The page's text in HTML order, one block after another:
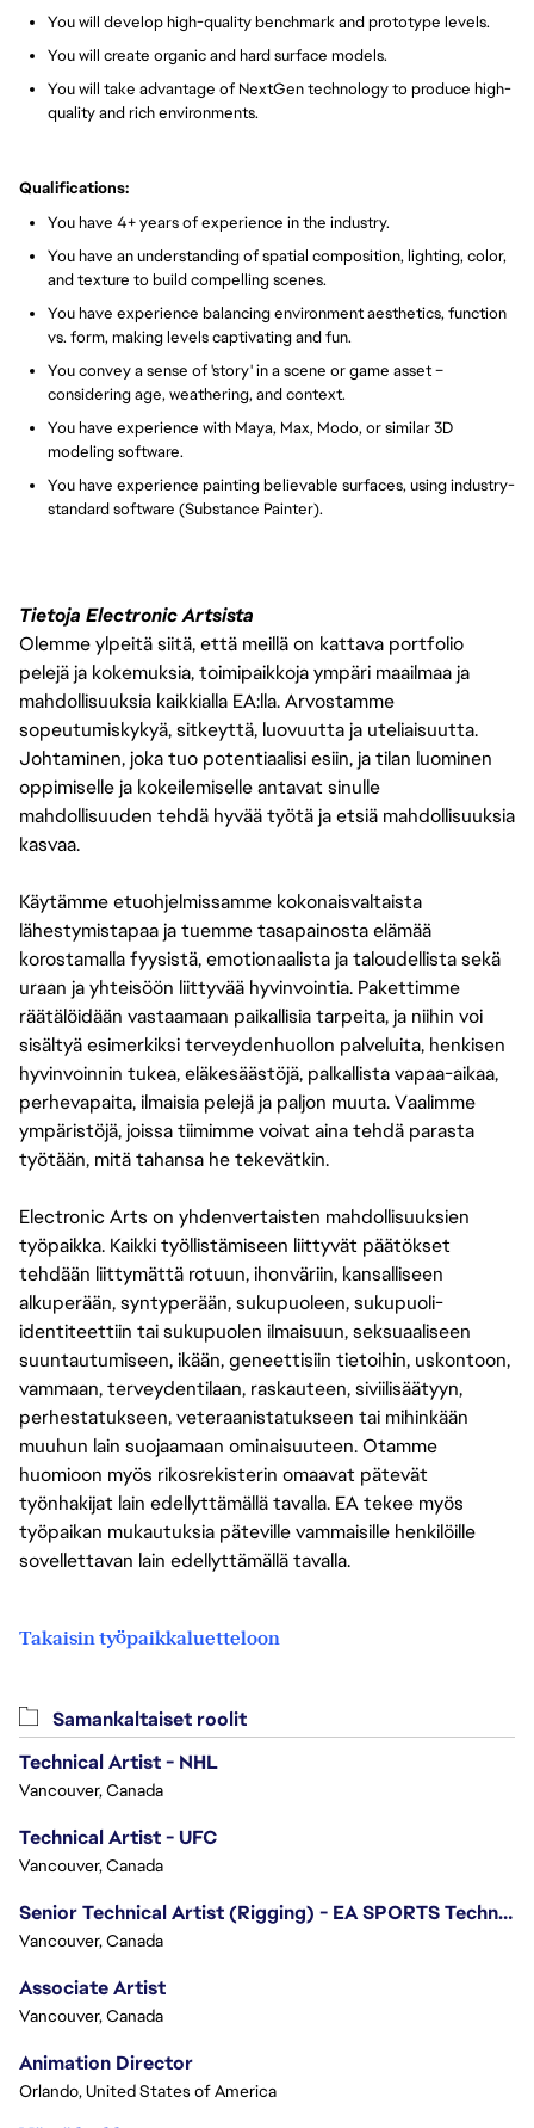
You will develop high-quality benchmark and prototype levels.
You will create organic and hard surface models.
You will take advantage of NextGen technology to produce high-
quality and rich environments.
Qualifications:
You have 4+ years of experience in the industry.
You have an understanding of spatial composition, lighting, color,
and texture to build compelling scenes.
You have experience balancing environment aesthetics, function
vs. form, making levels captivating and fun.
You convey a sense of 'story' in a scene or game asset –
considering age, weathering, and context.
You have experience with Maya, Max, Modo, or similar 3D
modeling software.
You have experience painting believable surfaces, using industry-
standard software (Substance Painter).
Tietoja Electronic Artsista
Olemme ylpeitä siitä, että meillä on kattava portfolio
pelejä ja kokemuksia, toimipaikkoja ympäri maailmaa ja
mahdollisuuksia kaikkialla EA:lla. Arvostamme
sopeutumiskykyä, sitkeyttä, luovuutta ja uteliaisuutta.
Johtaminen, joka tuo potentiaalisi esiin, ja tilan luominen
oppimiselle ja kokeilemiselle antavat sinulle
mahdollisuuden tehdä hyvää työtä ja etsiä mahdollisuuksia
kasvaa.
Käytämme etuohjelmissamme kokonaisvaltaista
lähestymistapaa ja tuemme tasapainosta elämää
korostamalla fyysistä, emotionaalista ja taloudellista sekä
uraan ja yhteisöön liittyvää hyvinvointia. Pakettimme
räätälöidään vastaamaan paikallisia tarpeita, ja niihin voi
sisältyä esimerkiksi terveydenhuollon palveluita, henkisen
hyvinvoinnin tukea, eläkesäästöjä, palkallista vapaa-aikaa,
perhevapaita, ilmaisia pelejä ja paljon muuta. Vaalimme
ympäristöjä, joissa tiimimme voivat aina tehdä parasta
työtään, mitä tahansa he tekevätkin.
Electronic Arts on yhdenvertaisten mahdollisuuksien
työpaikka. Kaikki työllistämiseen liittyvät päätökset
tehdään liittymättä rotuun, ihonväriin, kansalliseen
alkuperään, syntyperään, sukupuoleen, sukupuoli-
identiteettiin tai sukupuolen ilmaisuun, seksuaaliseen
suuntautumiseen, ikään, geneettisiin tietoihin, uskontoon,
vammaan, terveydentilaan, raskauteen, siviilisäätyyn,
perhestatukseen, veteraanistatukseen tai mihinkään
muuhun lain suojaamaan ominaisuuteen. Otamme
huomioon myös rikosrekisterin omaavat pätevät
työnhakijat lain edellyttämällä tavalla. EA tekee myös
työpaikan mukautuksia päteville vammaisille henkilöille
sovellettavan lain edellyttämällä tavalla.
Takaisin työpaikkaluetteloon
Samankaltaiset roolit
Technical Artist - NHL
Vancouver, Canada
Technical Artist - UFC
Vancouver, Canada
Senior Technical Artist (Rigging) - EA SPORTS Technology
Vancouver, Canada
Associate Artist
Vancouver, Canada
Animation Director
Orlando, United States of America